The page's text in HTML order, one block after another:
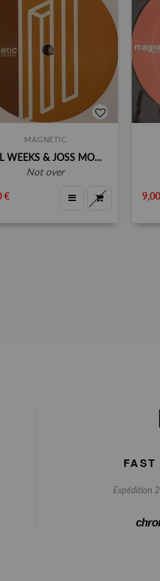
MAGNETIC
PHIL WEEKS & JOSS MOOG
not over
€
Expédition